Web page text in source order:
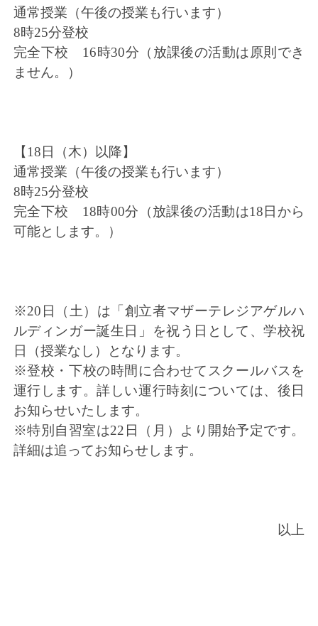
通常授業（午後の授業も行います）
8時25分登校
完全下校 16時30分（放課後の活動は原則でき
ません。）
【18日（木）以降】
通常授業（午後の授業も行います）
8時25分登校
完全下校 18時00分（放課後の活動は18日から
可能とします。）
※20日（土）は「創立者マザーテレジアゲルハ
ルディンガー誕生日」を祝う日として、学校祝
日（授業なし）となります。
※登校・下校の時間に合わせてスクールバスを
運行します。詳しい運行時刻については、後日
お知らせいたします。
※特別自習室は22日（月）より開始予定です。
詳細は追ってお知らせします。
以上